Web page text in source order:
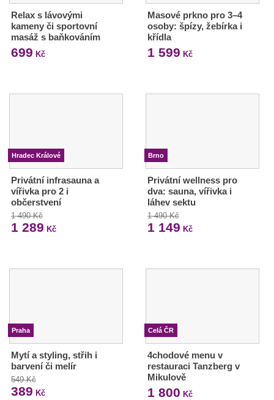
Relax s lávovými
kameny či sportovní
masáž s baňkováním
699 Kč
Masové prkno pro 3–4
osoby: špízy, žebírka i
křídla
1 599 Kč
Hradec Králové
Privátní infrasauna a
vířivka pro 2 i
občerstvení
1 490 Kč
1 289 Kč
Brno
Privátní wellness pro
dva: sauna, vířivka i
láhev sektu
1 490 Kč
1 149 Kč
Praha
Mytí a styling, střih i
barvení či melír
549 Kč
389 Kč
Celá ČR
4chodové menu v
restauraci Tanzberg v
Mikulově
1 800 Kč